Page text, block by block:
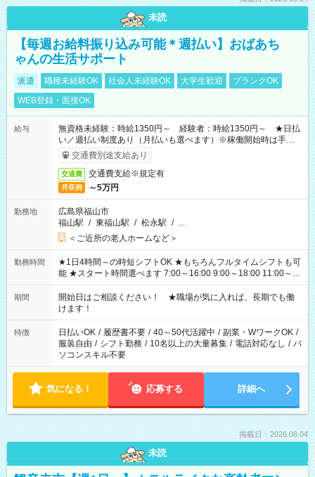
未読
【毎週お給料振り込み可能＊週払い】おばあち
ゃんの生活サポート
派遣 職種未経験OK 社会人未経験OK 大学生歓迎
ブランクOK
WEB登録・面接OK
給与
無資格未経験：時給1350円～ 経験者：時給1350円～ ★日払
い／週払い制度あり（月払いも選べます）※稼働開始時は手続き
完了次第のお支払いとなります。
交通費別途支給あり
交通費 交通費支給※規定有
月収例 ～5万円
勤務地
広島県福山市
福山駅 / 東福山駅 / 松永駅 / …
＜ご近所の老人ホームなど＞
勤務時間
★1日4時間～の時短シフトOK ★もちろんフルタイムシフトも可
能 ★スタート時間選べます 7:00～16:00 9:00～18:00 11:00～
20:00 など 残業なし！ ※Wワークの場合、他のお仕事と合わせ
週40時間超の就業はご案内できません ※法令に基づき、週20時
間以上勤務は社会保険への加入対象となります ※労働者派遣法
（日雇い派遣の原則禁止）により、短時間・短期間の就業はご
案内が難しい場合があります
期間
開始日はご相談ください！ ★職場が気に入れば、長期でも働
けます！
特徴 日払いOK / 履歴書不要 / 40～50代活躍中 / 副業・WワークOK /
服装自由 / シフト勤務 / 10名以上の大量募集 / 電話対応なし / パ
ソコンスキル不要
気になる！ 応募する 詳細へ
掲載日：2026.08.04
未読